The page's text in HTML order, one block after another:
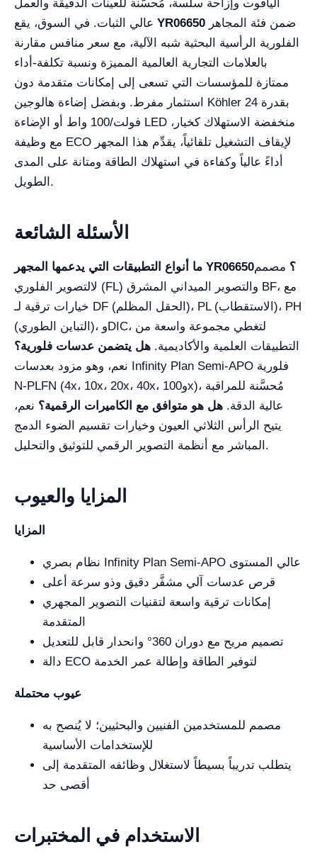
الياقوت وإزاحة سلسة، مُحسّنة للعينات الدقيقة والعمل
YR06650
الفلورية الرأسية البحثية شبه الآلية، مع سعر منافس مقارنة
بالعلامات التجارية العالمية المميزة ونسبة تكلفة-أداء
ممتازة للمؤسسات التي تسعى إلى إمكانات متقدمة دون
استثمار مفرط. وبفضل إضاءة هالوجين Köhler بقدرة 24
فولت/100 واط أو الإضاءة LED منخفضة الاستهلاك كخيار،
مع وظيفة ECO لإيقاف التشغيل تلقائياً، يقدِّم هذا المجهر
أداءً عالياً وكفاءة في استهلاك الطاقة ومتانة على المدى
الطويل.
الأسئلة الشائعة
ما أنواع التطبيقات التي يدعمها المجهر YR06650؟ مصمم
لالتصوير الفلوري (FL) والتصوير الميداني المشرق BF، مع
خيارات ترقية لـ DF (الحقل المظلم)، PL (الاستقطاب)، PH
(التباين الطوري)، وDIC، لتغطي مجموعة واسعة من
التطبيقات العلمية والأكاديمية. هل يتضمن عدسات فلورية؟
نعم، وهو مزود بعدسات Infinity Plan Semi-APO فلورية
N-PLFN (4x، 10x، 20x، 40x، و100x)، مُحسَّنة للمراقبة
عالية الدقة. هل هو متوافق مع الكاميرات الرقمية؟ نعم،
يتيح الرأس الثلاثي العيون وخيارات تقسيم الضوء الدمج
المباشر مع أنظمة التصوير الرقمي للتوثيق والتحليل.
المزايا والعيوب
المزايا
نظام بصري Infinity Plan Semi-APO عالي المستوى
قرص عدسات آلي مشفَّر دقيق وذو سرعة أعلى
إمكانات ترقية واسعة لتقنيات التصوير المجهري
المتقدمة
تصميم مريح مع دوران 360° وانحدار قابل للتعديل
دالة ECO لتوفير الطاقة وإطالة عمر الخدمة
عيوب محتملة
مصمم للمستخدمين الفنيين والبحثيين؛ لا يُنصح به
للإستخدامات الأساسية
يتطلب تدريباً بسيطاً لاستغلال وظائفه المتقدمة إلى
أقصى حد
الاستخدام في المختبرات